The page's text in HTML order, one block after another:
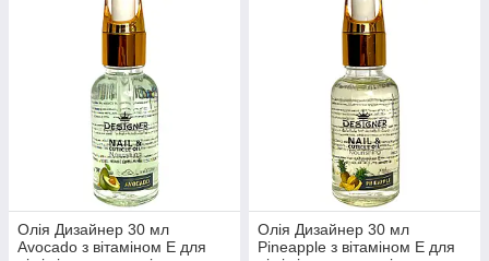
Олія Дизайнер 30 мл
Avocado з вітаміном Е для
Олія Дизайнер 30 мл
Pineapple з вітаміном Е для